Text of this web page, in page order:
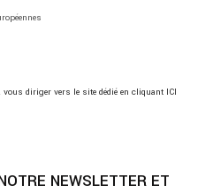
diriger vers le site dédié en cliquant ICI
NEWSLETTER ET